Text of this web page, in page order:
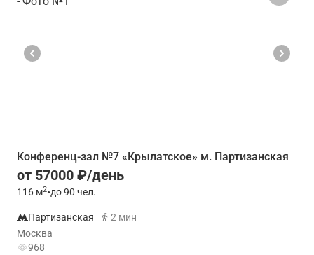
Конференц-зал №7 «Крылатское» м. Партизанская
от 57000 ₽/день
116 м2•до 90 чел.
Партизанская
2 мин
Москва
968